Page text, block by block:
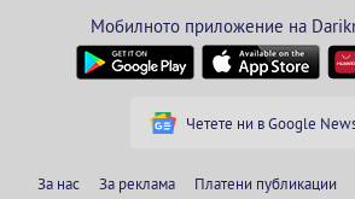
Мобилното приложение на
Четете ни в Google
За нас За реклама Платени публикации